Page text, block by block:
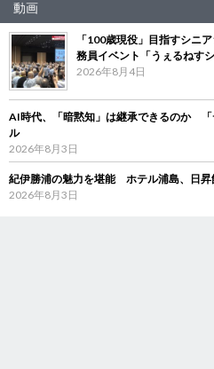
動画
「100歳現役」目指すシニ
務員イベント「うぇるねすシ
2026年8月4日
AI時代、「暗黙知」は継承できるのか
ル
2026年8月3日
紀伊勝浦の魅力を堪能 ホテル浦島、日昇
2026年8月3日